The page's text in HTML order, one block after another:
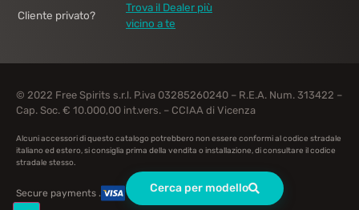
Cerca per modello
Cliente privato?
Trova il Dealer più
vicino a te
© 2022 Free Spirits s.r.l. P.iva 03285260240 – R.E.A. Num. 313422 –
Cap. Soc. € 10.000,00 int.vers. – CCIAA di Vicenza
Alcuni accessori di questo catalogo potrebbero non essere conformi al codice stradale
italiano ed estero, si consiglia prima della vendita o installazione, di consultare il codice
stradale stesso.
Secure payments .